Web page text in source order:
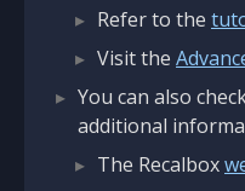
Refer to the
Visit the
You can also
additional
The Recalbox